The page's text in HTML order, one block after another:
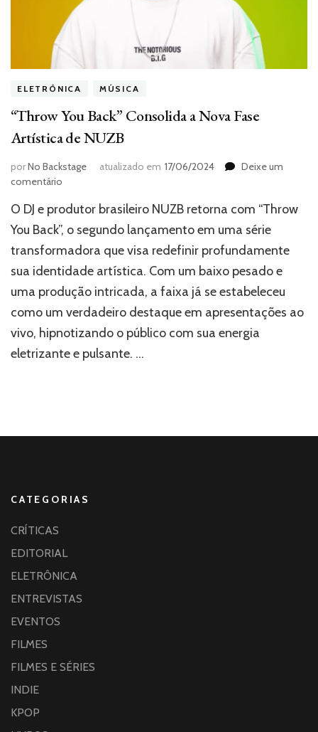
ELETRÔNICA MÚSICA
“Throw You Back” Consolida a Nova Fase
Artística de NUZB
porNo Backstage atualizado em 17/06/2024
Deixe um
comentário
You
Back”
Consolida
a
Nova
Fase
Artística
de
NUZB
O DJ e produtor brasileiro NUZB retorna com “Throw
You Back”, o segundo lançamento em uma série
transformadora que visa redefinir profundamente
sua identidade artística. Com um baixo pesado e
uma produção intricada, a faixa já se estabeleceu
como um verdadeiro destaque em apresentações ao
vivo, hipnotizando o público com sua energia
eletrizante e pulsante. …
CATEGORIAS
CRÍTICAS
EDITORIAL
ELETRÔNICA
ENTREVISTAS
EVENTOS
FILMES
FILMES E SÉRIES
INDIE
KPOP